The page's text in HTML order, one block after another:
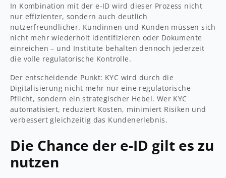
In Kombination mit der e-ID wird dieser Prozess nicht
nur effizienter, sondern auch deutlich
nutzerfreundlicher. Kundinnen und Kunden müssen sich
nicht mehr wiederholt identifizieren oder Dokumente
einreichen – und Institute behalten dennoch jederzeit
die volle regulatorische Kontrolle.
Der entscheidende Punkt: KYC wird durch die
Digitalisierung nicht mehr nur eine regulatorische
Pflicht, sondern ein strategischer Hebel. Wer KYC
automatisiert, reduziert Kosten, minimiert Risiken und
verbessert gleichzeitig das Kundenerlebnis.
Die Chance der e-ID gilt es zu
nutzen